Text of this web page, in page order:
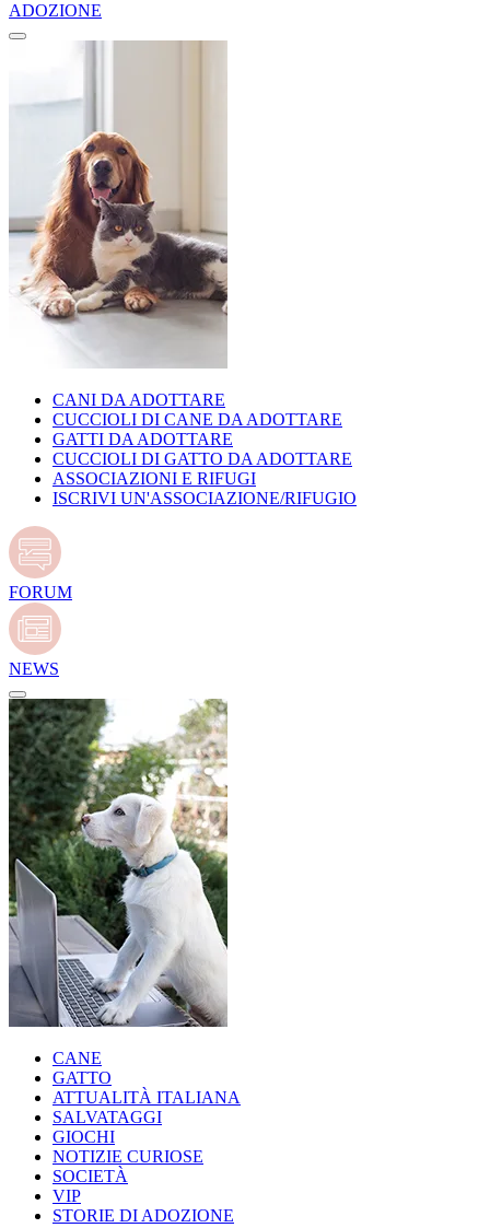
ADOZIONE
CANI DA ADOTTARE
CUCCIOLI DI CANE DA ADOTTARE
GATTI DA ADOTTARE
CUCCIOLI DI GATTO DA ADOTTARE
ASSOCIAZIONI E RIFUGI
ISCRIVI UN'ASSOCIAZIONE/RIFUGIO
FORUM
NEWS
CANE
GATTO
ATTUALITÀ ITALIANA
SALVATAGGI
GIOCHI
NOTIZIE CURIOSE
SOCIETÀ
VIP
STORIE DI ADOZIONE